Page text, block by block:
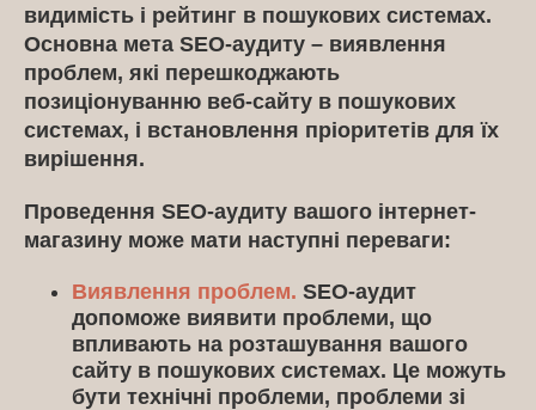
видимість і рейтинг в пошукових системах.
Основна мета SEO-аудиту – виявлення
проблем, які перешкоджають
позиціонуванню веб-сайту в пошукових
системах, і встановлення пріоритетів для їх
вирішення.
Проведення SEO-аудиту вашого інтернет-
магазину може мати наступні переваги:
Виявлення проблем. SEO-аудит
допоможе виявити проблеми, що
впливають на розташування вашого
сайту в пошукових системах. Це можуть
бути технічні проблеми, проблеми зі